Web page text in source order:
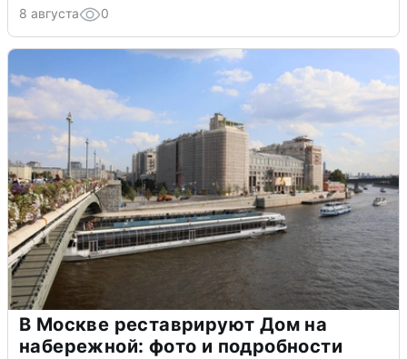
8 августа 0
В Москве реставрируют Дом на
набережной: фото и подробности